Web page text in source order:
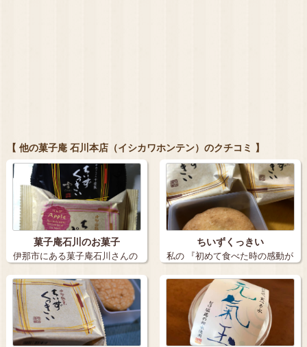
【 他の菓子庵 石川本店（イシカワホンテン）のクチコミ 】
菓子庵石川のお菓子
伊那市にある菓子庵石川さんの
・りんご…
ちいずくっきい
私の 『初めて食べた時の感動が
忘れられ…